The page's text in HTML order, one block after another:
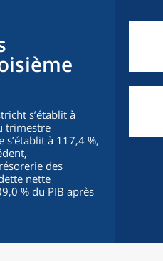
s’établit à
trimestre
à 117,4 %,
des
nette
% du PIB après